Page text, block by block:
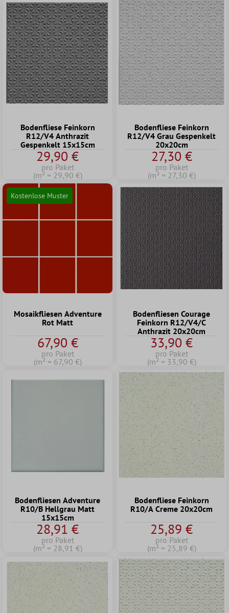
Bodenfliese Feinkorn
R12/V4 Anthrazit
Gespenkelt 15x15cm
29,90 €
pro Paket
(m² = 29,90 €)
Bodenfliese Feinkorn
R12/V4 Grau Gespenkelt
20x20cm
27,30 €
pro Paket
(m² = 27,30 €)
Kostenlose Muster
Mosaikfliesen Adventure
Rot Matt
67,90 €
pro Paket
(m² = 67,90 €)
Bodenfliesen Courage
Feinkorn R12/V4/C
Anthrazit 20x20cm
33,90 €
pro Paket
(m² = 33,90 €)
Bodenfliesen Adventure
R10/B Hellgrau Matt
15x15cm
28,91 €
pro Paket
(m² = 28,91 €)
Bodenfliese Feinkorn
R10/A Creme 20x20cm
25,89 €
pro Paket
(m² = 25,89 €)